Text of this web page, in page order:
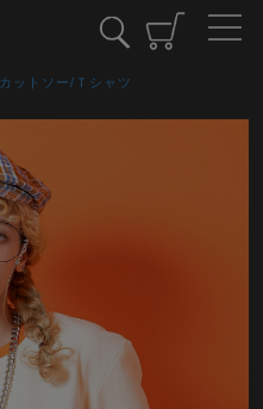
カットソー/Ｔシャツ